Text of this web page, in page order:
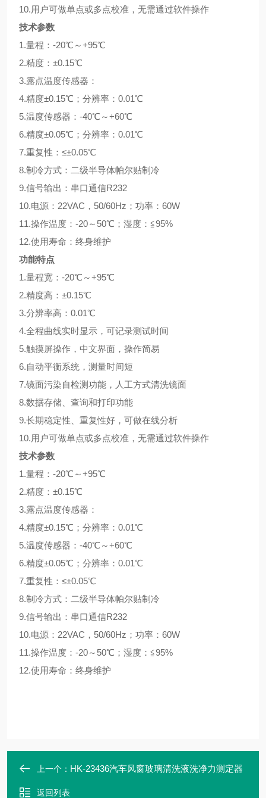
10.用户可做单点或多点校准，无需通过软件操作
技术参数
1.量程：-20℃～+95℃
2.精度：±0.15℃
3.露点温度传感器：
4.精度±0.15℃；分辨率：0.01℃
5.温度传感器：-40℃～+60℃
6.精度±0.05℃；分辨率：0.01℃
7.重复性：≤±0.05℃
8.制冷方式：二级半导体帕尔贴制冷
9.信号输出：串口通信R232
10.电源：22VAC，50/60Hz；功率：60W
11.操作温度：-20～50℃；湿度：≦95%
12.使用寿命：终身维护
功能特点
1.量程宽：-20℃～+95℃
2.精度高：±0.15℃
3.分辨率高：0.01℃
4.全程曲线实时显示，可记录测试时间
5.触摸屏操作，中文界面，操作简易
6.自动平衡系统，测量时间短
7.镜面污染自检测功能，人工方式清洗镜面
8.数据存储、查询和打印功能
9.长期稳定性、重复性好，可做在线分析
10.用户可做单点或多点校准，无需通过软件操作
技术参数
1.量程：-20℃～+95℃
2.精度：±0.15℃
3.露点温度传感器：
4.精度±0.15℃；分辨率：0.01℃
5.温度传感器：-40℃～+60℃
6.精度±0.05℃；分辨率：0.01℃
7.重复性：≤±0.05℃
8.制冷方式：二级半导体帕尔贴制冷
9.信号输出：串口通信R232
10.电源：22VAC，50/60Hz；功率：60W
11.操作温度：-20～50℃；湿度：≦95%
12.使用寿命：终身维护
上一个： HK-23436汽车风窗玻璃清洗液洗净力测定器
返回列表